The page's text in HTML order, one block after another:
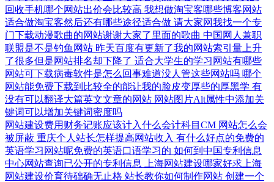
回收手机哪个网站出价会比较高 我想做淘宝客哪些博客网站
适合做淘宝客然后还有哪些途径适合做 请大家网我找一个专
门下载动漫歌曲的网站谢谢大家了里面的歌曲 中国网人兼职
联盟是不是钓鱼网站 昨天百度有更新了我的网站索引量上升
了很多但是网站排名却下降了 适合大学生的学习网站有哪些
网站可下载病毒软件是怎么回事难道没人管这些网站吗 哪个
网站能免费下载到比较全的能让我的脸皮变厚些的厚黑学 有
没有可以翻译大篇英文文章的网站 网站图片Alt属性中添加关
键词可以增加关键词密度吗
网站建设费用财务记账应该计入什么会计科目CM 网站怎么会
被屏蔽 重庆个人站长怎样提高网站收入 有什么好点的免费的
英语学习网站呢免费的英语口语学习的 如何到中国专利信息
中心网站查询已公开的专利信息
上海网站建设哪家好求上海
网站建设价育待础确无止格 站长教你如何制作网站 创建一个